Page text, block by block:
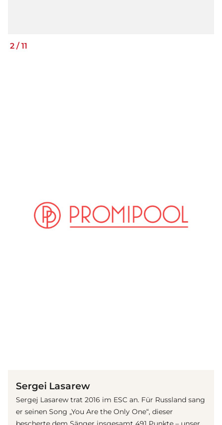
2 /11
Sergei Lasarew
Sergej Lasarew trat 2016 im ESC an. Für Russland sang
er seinen Song „You Are the Only One“, dieser